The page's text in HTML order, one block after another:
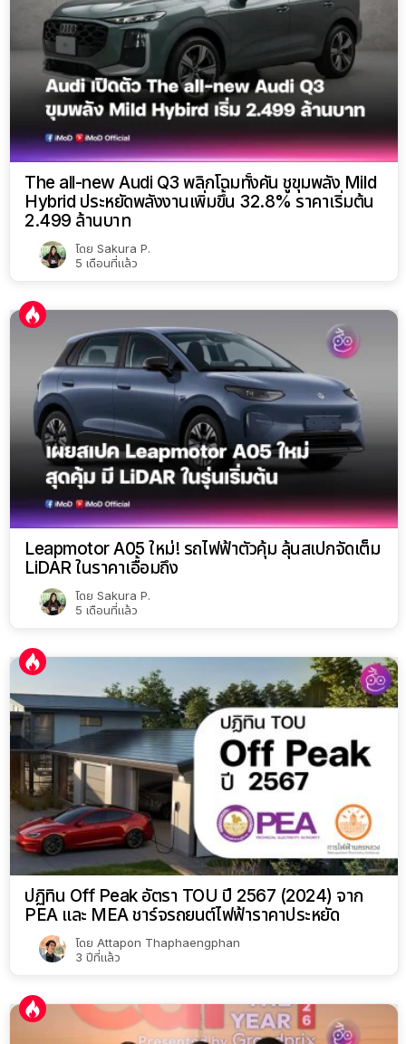
The all-new Audi Q3 พลิกโฉมทั้งคัน ชูขุมพลัง Mild
Hybrid ประหยัดพลังงานเพิ่มขึ้น 32.8% ราคาเริ่มต้น
2.499 ล้านบาท
โดย Sakura P.
5 เดือนที่แล้ว
Leapmotor A05 ใหม่! รถไฟฟ้าตัวคุ้ม ลุ้นสเปกจัดเต็ม
LiDAR ในราคาเอื้อมถึง
โดย Sakura P.
5 เดือนที่แล้ว
ปฏิทิน Off Peak อัตรา TOU ปี 2567 (2024) จาก
PEA และ MEA ชาร์จรถยนต์ไฟฟ้าราคาประหยัด
โดย Attapon Thaphaengphan
3 ปีที่แล้ว